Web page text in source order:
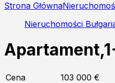
Strona Główna
Nieruchomości
Cena
103 000 €